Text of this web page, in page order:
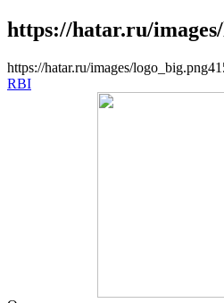
https://hatar.ru/
https://hatar.ru/images/logo_big.png41
RBI